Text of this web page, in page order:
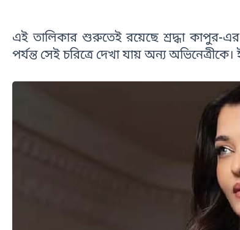
এই তালিকার শুরুতেই রয়েছে শ্রদ্ধা কাপুর-
পর্যন্ত সেই চরিত্রে দেখা যায় অন্য